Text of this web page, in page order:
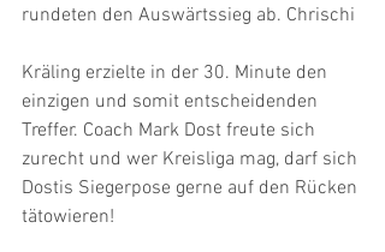
rundeten den Auswärtssieg ab. Chrischi
Kräling erzielte in der 30. Minute den
einzigen und somit entscheidenden
Treffer. Coach Mark Dost freute sich
zurecht und wer Kreisliga mag, darf sich
Dostis Siegerpose gerne auf den Rücken
tätowieren!